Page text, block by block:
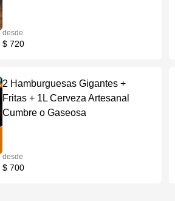
desde
$ 720
2 Hamburguesas Gigantes +
Fritas + 1L Cerveza Artesanal
Cumbre o Gaseosa
desde
$ 700